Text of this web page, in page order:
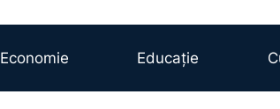
Economie Educație